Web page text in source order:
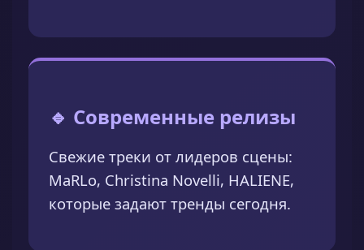
🔹 Современные релизы
Свежие треки от лидеров сцены:
MaRLo, Christina Novelli, HALIENE,
которые задают тренды сегодня.